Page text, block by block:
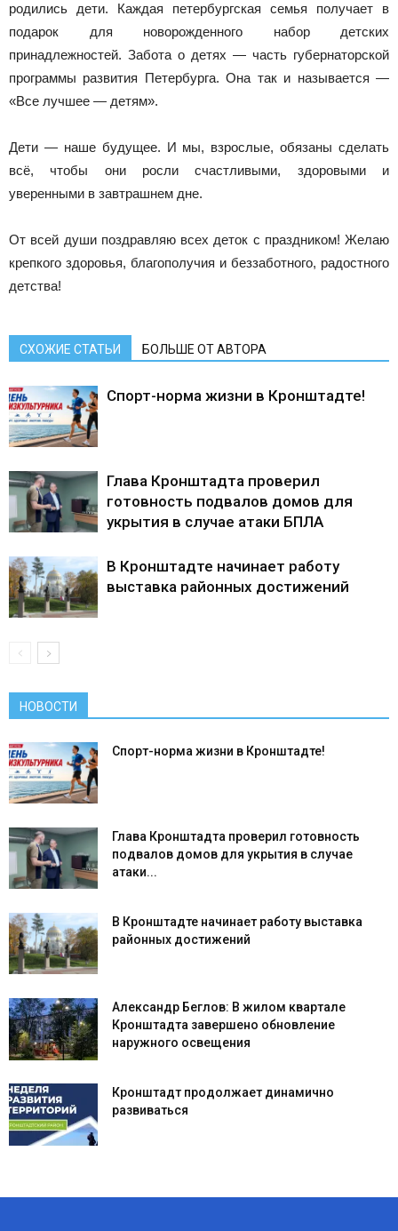
родились дети. Каждая петербургская семья получает в
подарок для новорожденного набор детских
принадлежностей. Забота о детях — часть губернаторской
программы развития Петербурга. Она так и называется —
«Все лучшее — детям».
Дети — наше будущее. И мы, взрослые, обязаны сделать
всё, чтобы они росли счастливыми, здоровыми и
уверенными в завтрашнем дне.
От всей души поздравляю всех деток с праздником! Желаю
крепкого здоровья, благополучия и беззаботного, радостного
детства!
СХОЖИЕ СТАТЬИ БОЛЬШЕ ОТ АВТОРА
Спорт-норма жизни в Кронштадте!
Глава Кронштадта проверил
готовность подвалов домов для
укрытия в случае атаки БПЛА
В Кронштадте начинает работу
выставка районных достижений
НОВОСТИ
Спорт-норма жизни в Кронштадте!
Глава Кронштадта проверил готовность
подвалов домов для укрытия в случае
атаки...
В Кронштадте начинает работу выставка
районных достижений
Александр Беглов: В жилом квартале
Кронштадта завершено обновление
наружного освещения
Кронштадт продолжает динамично
развиваться